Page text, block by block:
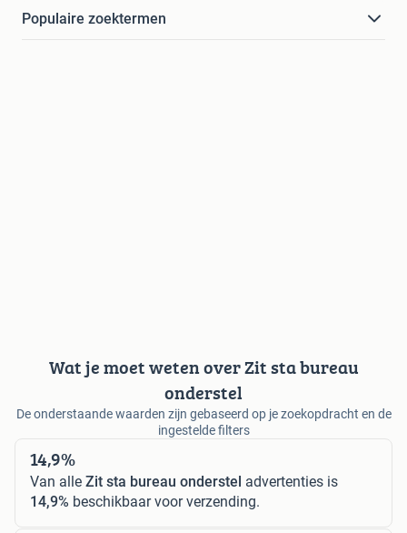
Populaire zoektermen
Wat je moet weten over Zit sta bureau
onderstel
De onderstaande waarden zijn gebaseerd op je zoekopdracht en de
ingestelde filters
14,9%
Van alle Zit sta bureau onderstel advertenties is
14,9% beschikbaar voor verzending.